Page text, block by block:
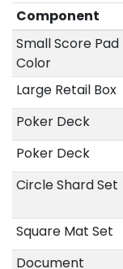
Component
Small Score Pad
Color
Large Retail Box
Poker Deck
Poker Deck
Circle Shard Set
Square Mat Set
Document